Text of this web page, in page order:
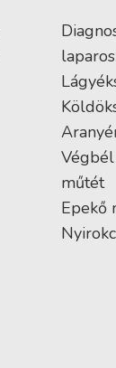
műtét
Epekő